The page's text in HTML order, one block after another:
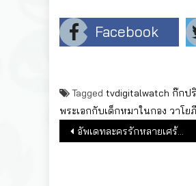
Facebook
Tagged tvdigitalwatch ก๊กป
พระเอกกับเด็กหมาในกอง วาโย
แนะแนวเรื่อง
อัพเดทละครรักหลายเศร้า ‘ปาฏิหาริย์รัก’ พีพีทีวี 36